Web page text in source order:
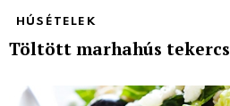
HÚSÉTELEK
Töltött marhahús tekercs